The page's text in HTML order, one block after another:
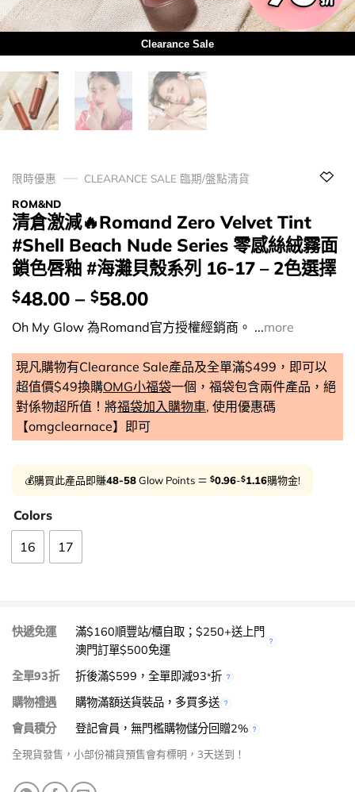
Clearance Sale
限時優惠
CLEARANCE SALE 臨期/盤點清貨
ROM&ND
清倉激減🔥Romand Zero Velvet Tint
#Shell Beach Nude Series 零感絲絨霧面
鎖色唇釉 #海灘貝殼系列 16-17 – 2色選擇
價
錢：
$48.00 – $58.00
Oh My Glow 為Romand官方授權經銷商。 ...more
現凡購物有Clearance Sale產品及全單滿$499，即可以
超值價$49換購OMG小福袋一個，福袋包含兩件產品，絕
對係物超所值！將福袋加入購物車, 使用優惠碼
【omgclearnace】即可
💰購買此產品即賺48-58Glow Points ＝ $0.96-$1.16購物金!
Colors
16 17
快遞免運
滿$160順豐站/櫃自取；$250+送上門
澳門訂單$500免運
全單93折
折後滿$599，全單即減93*折
購物禮遇
購物滿額送貨裝品，多買多送
會員積分
登記會員，無門檻購物儲分回贈2%
全現貨發售，小部份補貨預售會有標明，3天送到！